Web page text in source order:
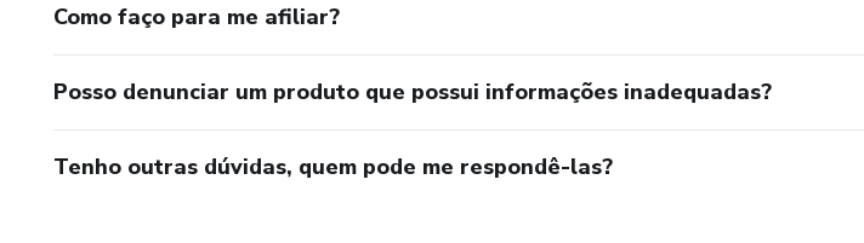
Como faço para me afiliar?
Posso denunciar um produto que possui informações inadequadas?
Tenho outras dúvidas, quem pode me respondê-las?